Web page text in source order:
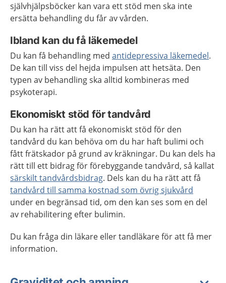
självhjälpsböcker kan vara ett stöd men ska inte
ersätta behandling du får av vården.
Ibland kan du få läkemedel
Du kan få behandling med antidepressiva läkemedel.
De kan till viss del hejda impulsen att hetsäta. Den
typen av behandling ska alltid kombineras med
psykoterapi.
Ekonomiskt stöd för tandvård
Du kan ha rätt att få ekonomiskt stöd för den
tandvård du kan behöva om du har haft bulimi och
fått frätskador på grund av kräkningar. Du kan dels ha
rätt till ett bidrag för förebyggande tandvård, så kallat
särskilt tandvårdsbidrag. Dels kan du ha rätt att få
tandvård till samma kostnad som övrig sjukvård
under en begränsad tid, om den kan ses som en del
av rehabilitering efter bulimin.
Du kan fråga din läkare eller tandläkare för att få mer
information.